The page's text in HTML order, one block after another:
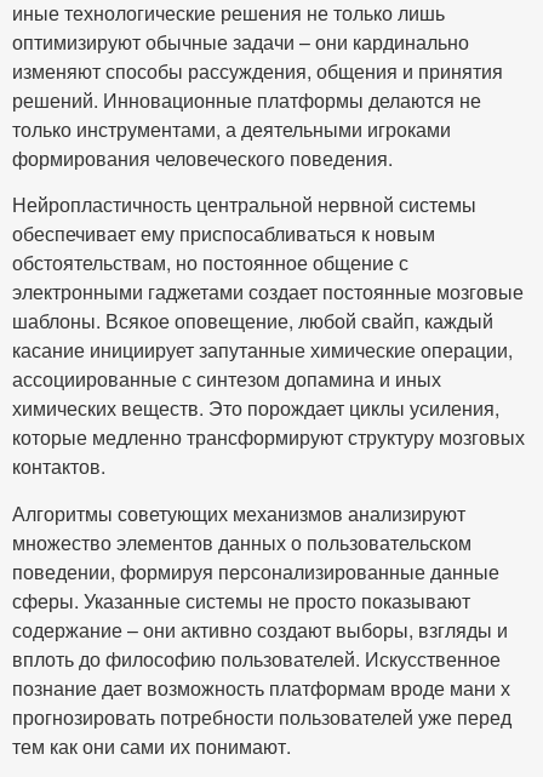
иные технологические решения не только лишь
оптимизируют обычные задачи – они кардинально
изменяют способы рассуждения, общения и принятия
решений. Инновационные платформы делаются не
только инструментами, а деятельными игроками
формирования человеческого поведения.
Нейропластичность центральной нервной системы
обеспечивает ему приспосабливаться к новым
обстоятельствам, но постоянное общение с
электронными гаджетами создает постоянные мозговые
шаблоны. Всякое оповещение, любой свайп, каждый
касание инициирует запутанные химические операции,
ассоциированные с синтезом допамина и иных
химических веществ. Это порождает циклы усиления,
которые медленно трансформируют структуру мозговых
контактов.
Алгоритмы советующих механизмов анализируют
множество элементов данных о пользовательском
поведении, формируя персонализированные данные
сферы. Указанные системы не просто показывают
содержание – они активно создают выборы, взгляды и
вплоть до философию пользователей. Искусственное
познание дает возможность платформам вроде мани х
прогнозировать потребности пользователей уже перед
тем как они сами их понимают.